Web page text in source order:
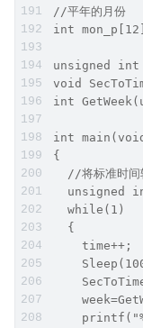
//平年的月份
int
unsigned
void
int
int
{
//将标准时间
unsigned
  while(1)
  {
    time++;